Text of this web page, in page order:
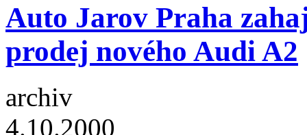
Auto Jarov Praha
prodej nového Audi A2
archiv
4.10.2000